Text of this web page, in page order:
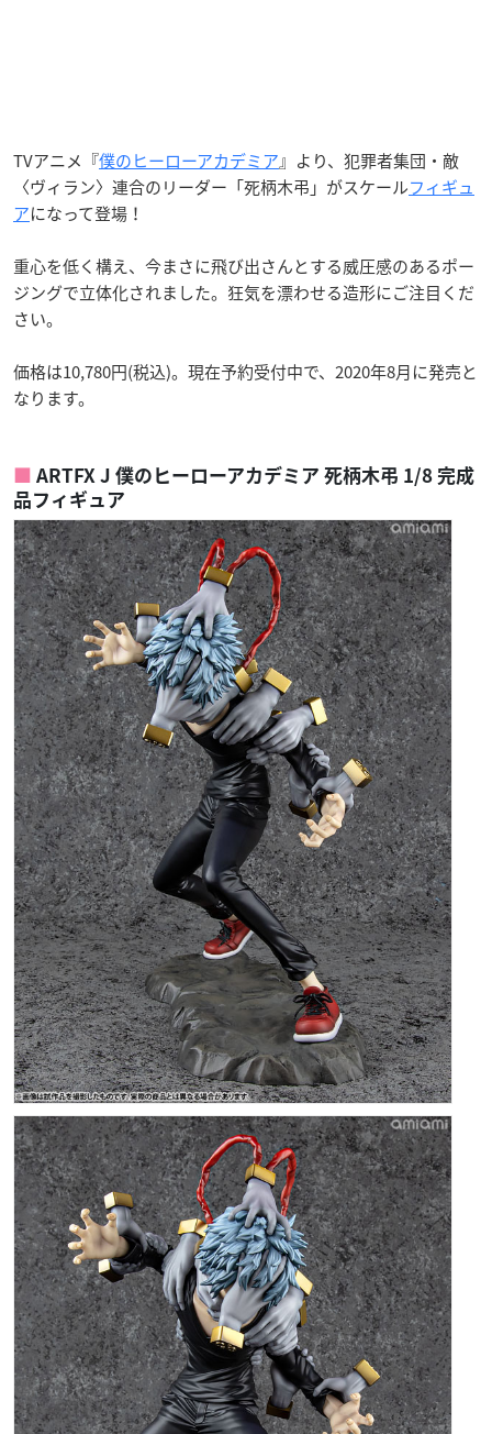
TVアニメ『僕のヒーローアカデミア』より、犯罪者集団・敵
〈ヴィラン〉連合のリーダー「死柄木弔」がスケールフィギュ
アになって登場！
重心を低く構え、今まさに飛び出さんとする威圧感のあるポー
ジングで立体化されました。狂気を漂わせる造形にご注目くだ
さい。
価格は10,780円(税込)。現在予約受付中で、2020年8月に発売と
なります。
ARTFX J 僕のヒーローアカデミア 死柄木弔 1/8 完成
品フィギュア